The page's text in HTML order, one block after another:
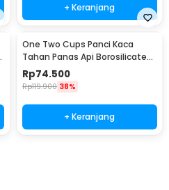
+ Keranjang
One Two Cups Panci Kaca
Tahan Panas Api Borosilicate
Cooking Pot 15cm - U-70
Rp74.500
Rp119.900 38%
+ Keranjang